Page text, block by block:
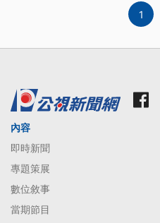
1
內容
即時新聞
專題策展
數位敘事
當期節目